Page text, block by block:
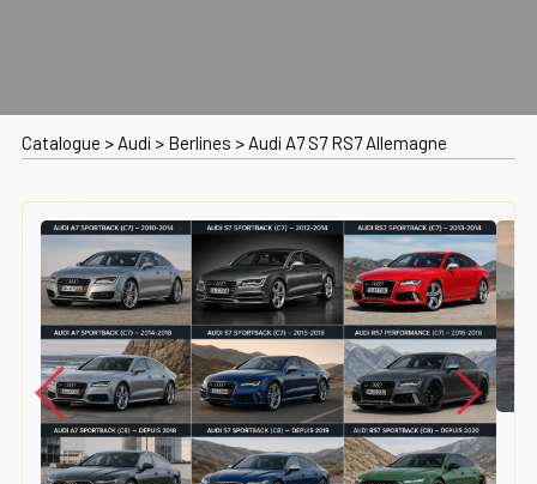
Catalogue > Audi > Berlines > Audi A7 S7 RS7 Allemagne